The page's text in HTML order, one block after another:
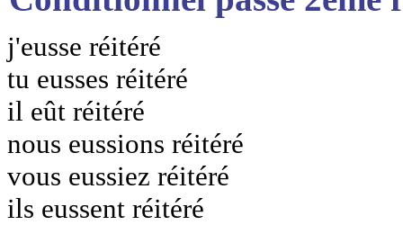
j'eusse réitéré
tu eusses réitéré
il eût réitéré
nous eussions réitéré
vous eussiez réitéré
ils eussent réitéré